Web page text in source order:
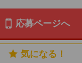
応募ページへ
気になる！